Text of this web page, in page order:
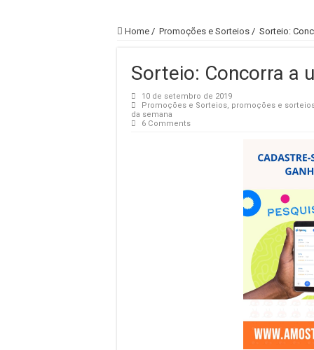
Home / Promoções e Sorteios / Sorteio:
Sorteio: Concorra a
10 de setembro de 2019
Promoções e Sorteios, promoções e
da semana
6 Comments